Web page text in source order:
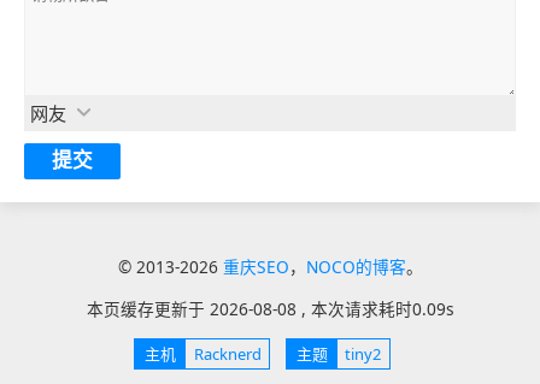
网友
© 2013-2026 重庆SEO， NOCO的博客。
本页缓存更新于 2026-08-08 , 本次请求耗时0.09s
主机 Racknerd 主题 tiny2